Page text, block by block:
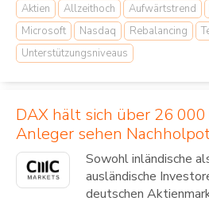
Aktien Allzeithoch Aufwärtstrend
Microsoft
Nasdaq Rebalancing
Unterstützungsniveaus
DAX hält sich über 26
Anleger sehen
Sowohl inländische
ausländische
deutschen